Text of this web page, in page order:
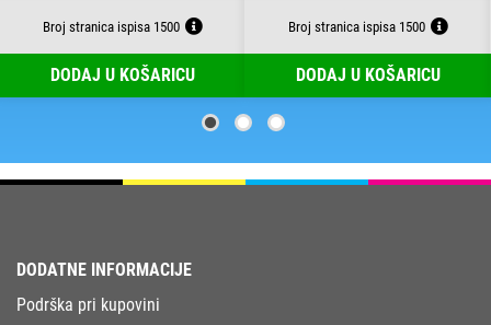
Broj stranica ispisa 1500
DODAJ U KOŠARICU
Broj stranica ispisa 1500
DODAJ U KOŠARICU
DODATNE INFORMACIJE
Podrška pri kupovini